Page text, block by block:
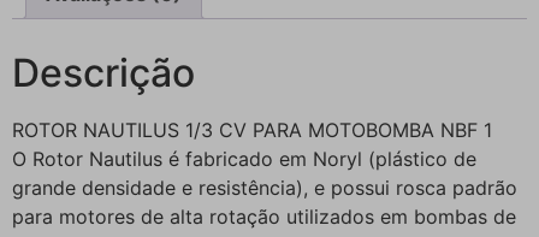
Descrição
ROTOR NAUTILUS 1/3 CV PARA MOTOBOMBA NBF 1
O Rotor Nautilus é fabricado em Noryl (plástico de
grande densidade e resistência), e possui rosca padrão
para motores de alta rotação utilizados em bombas de